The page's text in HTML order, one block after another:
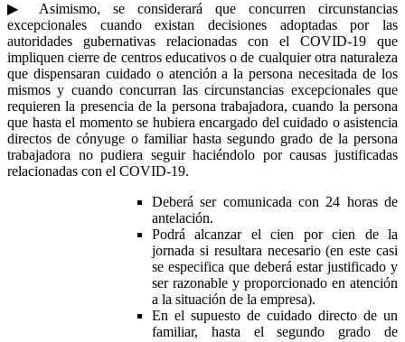
▶ Asimismo, se considerará que concurren circunstancias
excepcionales cuando existan decisiones adoptadas por las
autoridades gubernativas relacionadas con el COVID-19 que
impliquen cierre de centros educativos o de cualquier otra naturaleza
que dispensaran cuidado o atención a la persona necesitada de los
mismos y cuando concurran las circunstancias excepcionales que
requieren la presencia de la persona trabajadora, cuando la persona
que hasta el momento se hubiera encargado del cuidado o asistencia
directos de cónyuge o familiar hasta segundo grado de la persona
trabajadora no pudiera seguir haciéndolo por causas justificadas
relacionadas con el COVID-19.
Deberá ser comunicada con 24 horas de
antelación.
Podrá alcanzar el cien por cien de la
jornada si resultara necesario (en este casi
se especifica que deberá estar justificado y
ser razonable y proporcionado en atención
a la situación de la empresa).
En el supuesto de cuidado directo de un
familiar, hasta el segundo grado de